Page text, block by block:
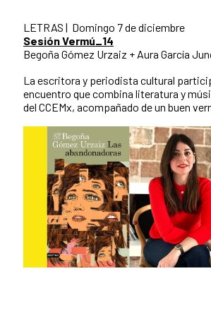
LETRAS | Domingo 7 de diciembre
Sesión Vermú_14
Begoña Gómez Urzaiz + Aura García
La escritora y periodista cultural
encuentro que combina literatura y
del CCEMx, acompañado de un buen